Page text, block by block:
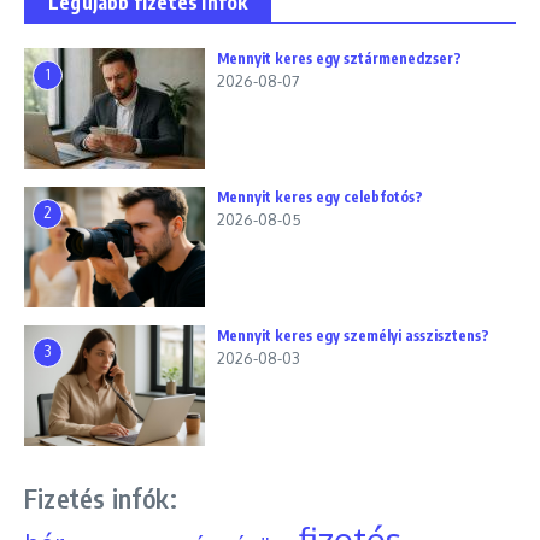
1
Mennyit keres egy sztármenedzser?
2026-08-07
2
Mennyit keres egy celebfotós?
2026-08-05
3
Mennyit keres egy személyi asszisztens?
2026-08-03
Fizetés infók: